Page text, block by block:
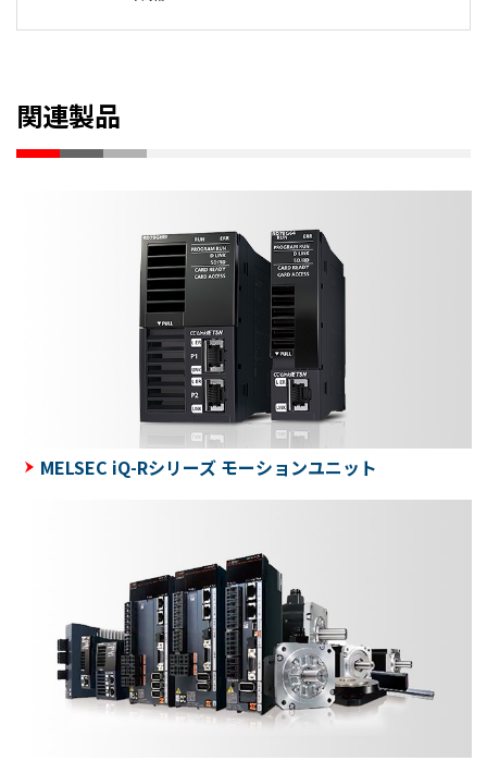
関連製品
MELSEC iQ-Rシリーズ モーションユニット